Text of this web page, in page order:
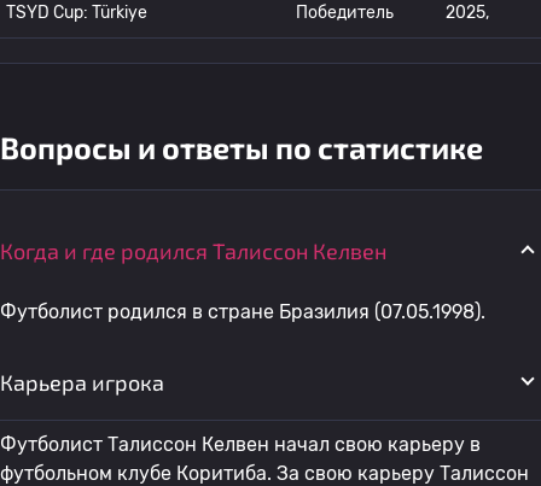
TSYD Cup: Türkiye Победитель 2025,
Вопросы и ответы по статистике
Когда и где родился Талиссон Келвен
Футболист родился в стране Бразилия (07.05.1998).
Карьера игрока
Футболист Талиссон Келвен начал свою карьеру в
футбольном клубе Коритиба. За свою карьеру Талиссон